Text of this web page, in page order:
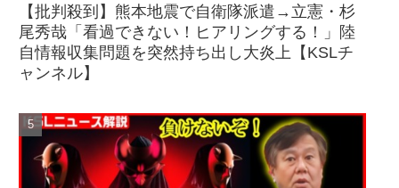
【批判殺到】熊本地震で自衛隊派遣→立憲・杉
尾秀哉「看過できない！ヒアリングする！」陸
自情報収集問題を突然持ち出し大炎上【KSLチ
ャンネル】